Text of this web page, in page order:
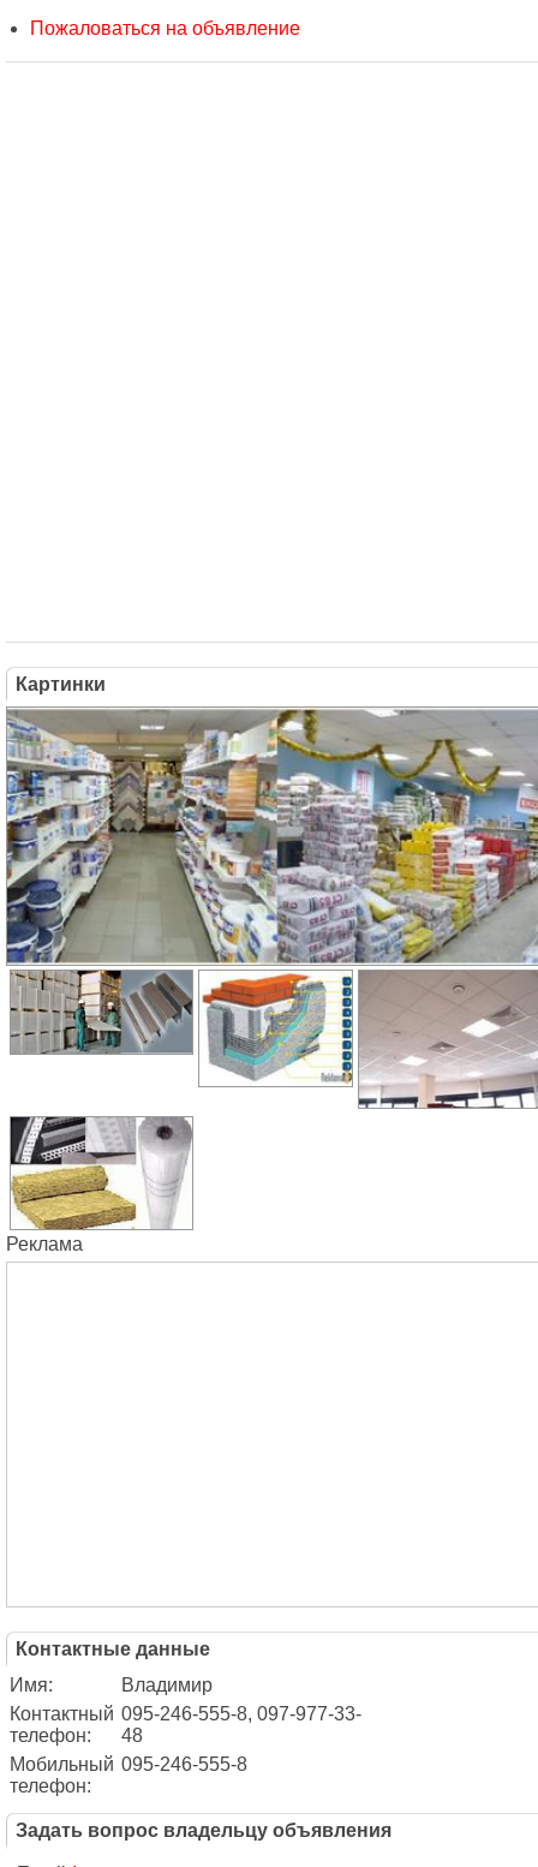
Пожаловаться на объявление
Картинки
Реклама
Контактные данные
Имя:
Владимир
Контактный
телефон:
095-246-555-8, 097-977-33-
48
Мобильный
телефон:
095-246-555-8
Задать вопрос владельцу объявления